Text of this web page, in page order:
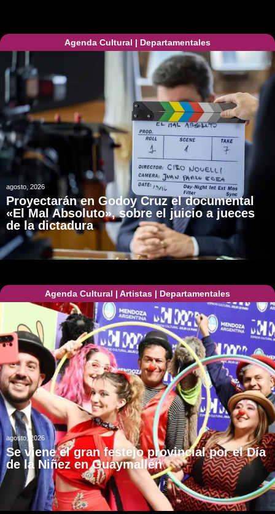
Agenda Cultural | Departamentales
agosto, 2026
Proyectarán en Godoy Cruz el documental
«El Mal Absoluto», sobre el juicio a jueces
de la dictadura
Agenda Cultural | Artistas | Departamentales
agosto, 2026
Se viene el gran festejo provincial por el Día
de la Niñez en Guaymallén